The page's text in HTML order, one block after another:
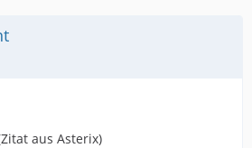
(Zitat aus Asterix)